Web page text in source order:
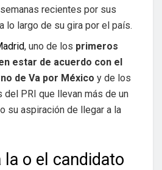
recientes por sus
lo largo de su gira por el país.
, uno de los primeros
estar de acuerdo con el
de Va por México y de los
del PRI que llevan más de un
su aspiración de llegar a la
la o el candidato